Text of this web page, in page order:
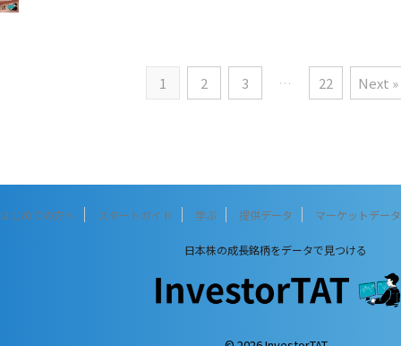
1 2 3 … 22 Next »
はじめての方へ スタートガイド 学ぶ 提供データ マーケットデータ
日本株の成長銘柄をデータで見つける